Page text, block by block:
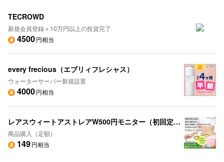
TECROWD
新規会員登録＋10万円以上の投資完了
4500円相当
every frecious（エブリィフレシャス）
ウォーターサーバー新規設置
4000円相当
レアスウィートアストレアW500円モニター（初回定期500円）
商品購入（定額）
149円相当